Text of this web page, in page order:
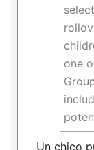
one
Un chico